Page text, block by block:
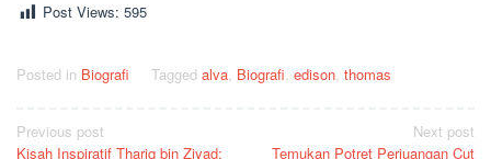
Post Views: 595
Posted in Biografi Tagged alva, Biografi, edison, thomas
Post
Previous post
Kisah Inspiratif Thariq bin Ziyad:
Next post
Temukan Potret Perjuangan Cut